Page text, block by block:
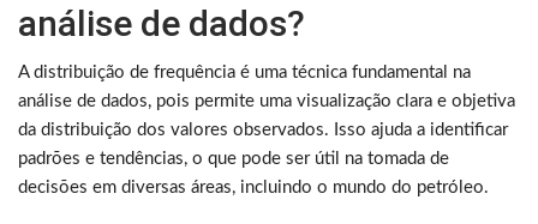
análise de dados?
A distribuição de frequência é uma técnica fundamental na
análise de dados, pois permite uma visualização clara e objetiva
da distribuição dos valores observados. Isso ajuda a identificar
padrões e tendências, o que pode ser útil na tomada de
decisões em diversas áreas, incluindo o mundo do petróleo.